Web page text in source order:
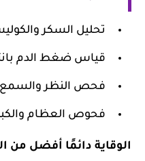
تحليل السكر
قياس ضغط الدم
فحص النظر
فحوص العظام
الوقاية دائمًا أفضل من